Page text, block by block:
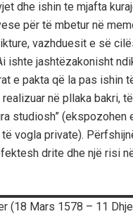
dhe ishin te mjafta
për të mbetur në
vazhduesit e së
ishte jashtëzakonisht
e pakta që la pas ishin
në pllaka bakri,
studiosh” (ekspozohen
vogla private).
drite dhe një risi